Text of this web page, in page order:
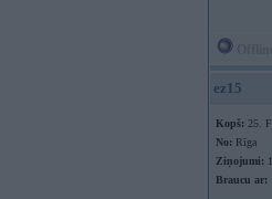
ez15
Kopš: 25.
No: Rīga
Ziņojumi:
Braucu ar: